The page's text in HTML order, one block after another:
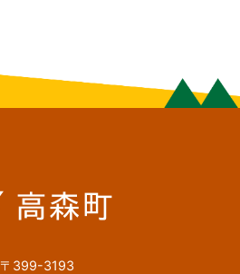
〒399-3193